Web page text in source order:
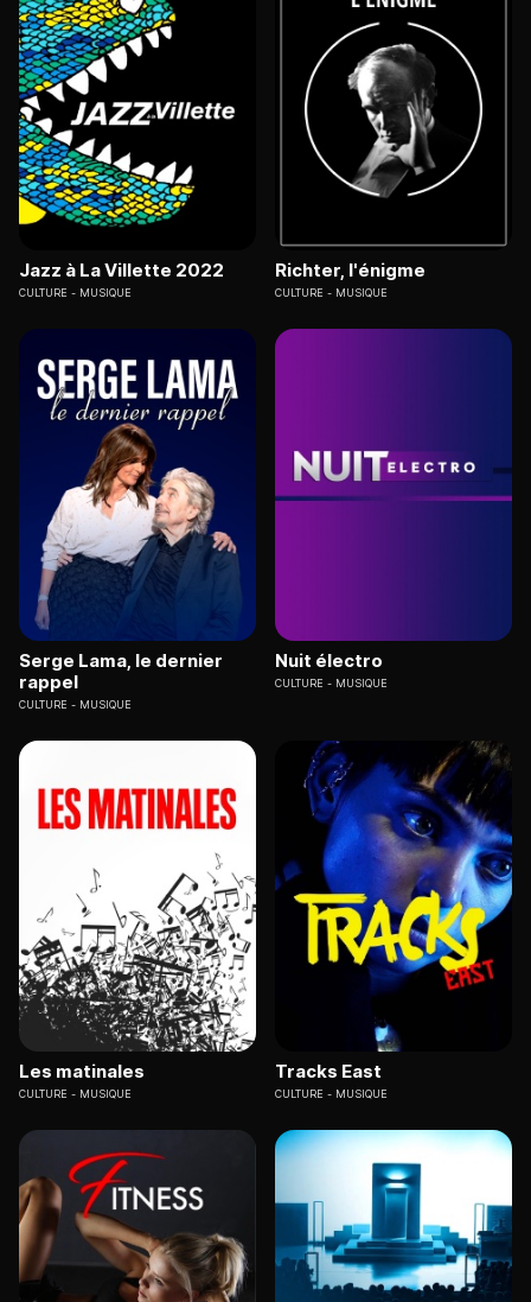
Jazz à La Villette 2022
CULTURE MUSIQUE
Richter, l'énigme
CULTURE MUSIQUE
Serge Lama, le dernier
rappel
CULTURE MUSIQUE
Nuit électro
CULTURE MUSIQUE
Les matinales
CULTURE MUSIQUE
Tracks East
CULTURE MUSIQUE